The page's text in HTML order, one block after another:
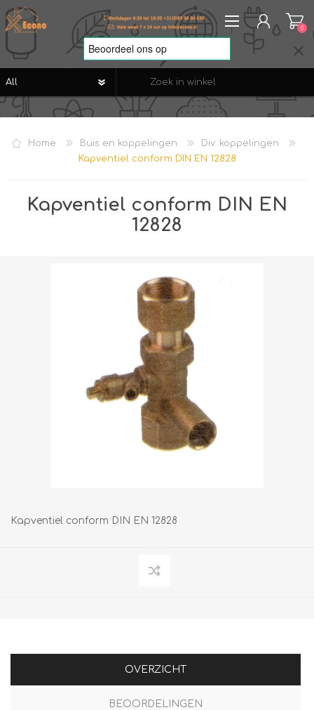
REGISTREREN
VERLANGLIJST
0
Home Buis en koppelingen
Div. koppelingen
Kapventiel conform DIN EN 12828
Kapventiel conform DIN EN
12828
Kapventiel conform DIN EN 12828
OVERZICHT
BEOORDELINGEN